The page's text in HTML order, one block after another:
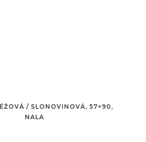
/ SLONOVINOVÁ, 57×90,
NALA